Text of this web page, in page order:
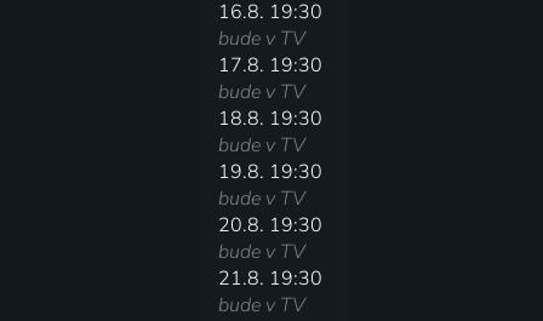
16.8. 19:30
bude v TV
17.8. 19:30
bude v TV
18.8. 19:30
bude v TV
19.8. 19:30
bude v TV
20.8. 19:30
bude v TV
21.8. 19:30
bude v TV